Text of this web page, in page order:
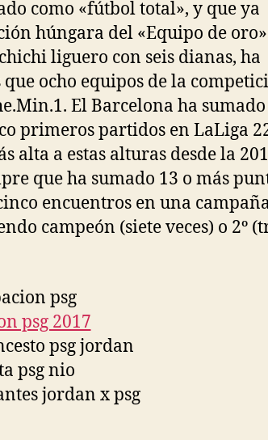
como «fútbol total», y que ya
húngara del «Equipo de
liguero con seis dianas, ha
que ocho equipos de la
El Barcelona ha sumado
primeros partidos en LaLiga
alta a estas alturas desde la
que ha sumado 13 o más
encuentros en una
campeón (siete veces) o 2º